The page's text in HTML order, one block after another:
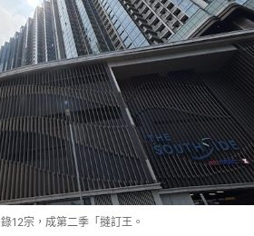
12宗，成第二季「撻訂王。